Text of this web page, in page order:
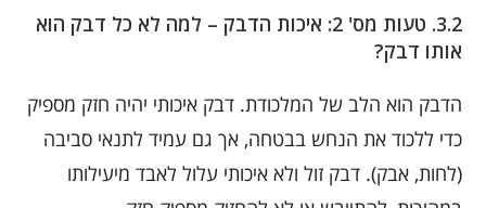
3.2. טעות מס' 2: איכות הדבק – למה לא כל דבק הוא
אותו דבק?
הדבק הוא הלב של המלכודת. דבק איכותי יהיה חזק מספיק
כדי ללכוד את הנחש בבטחה, אך גם עמיד לתנאי סביבה
(לחות, אבק). דבק זול ולא איכותי עלול לאבד מיעילותו